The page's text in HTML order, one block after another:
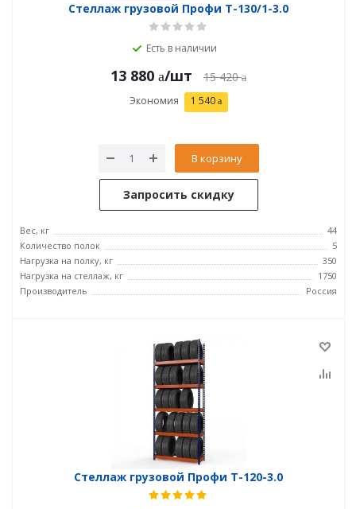
Стеллаж грузовой Профи Т-130/1-3.0
Есть в наличии
13 880 /шт 15 420
Экономия 1 540
В корзину
Запросить скидку
Вес, кг
44
Количество полок
5
Нагрузка на полку, кг
350
Нагрузка на стеллаж, кг
1750
Производитель
Россия
Стеллаж грузовой Профи Т-120-3.0